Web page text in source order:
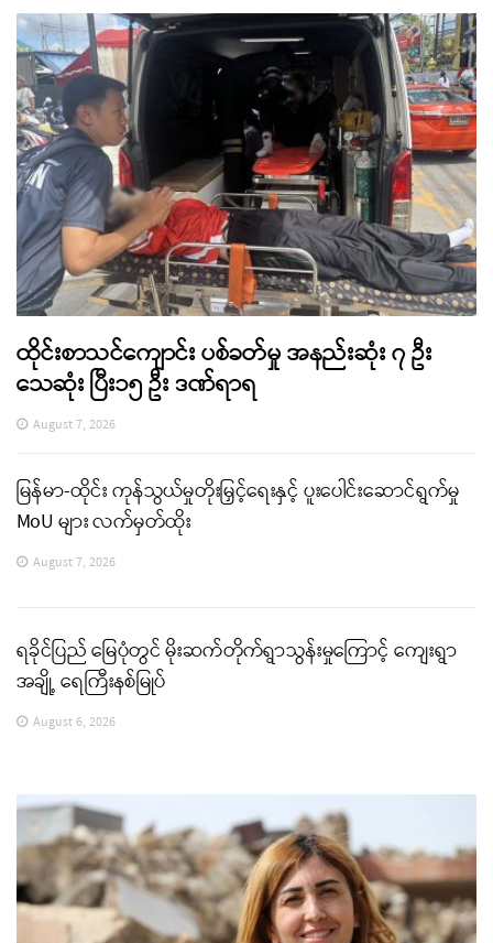
ထိုင်းစာသင်ကျောင်း ပစ်ခတ်မှု အနည်းဆုံး ၇ ဦး
သေဆုံး ပြီး၁၅ ဦး ဒဏ်ရာရ
August 7, 2026
မြန်မာ-ထိုင်း ကုန်သွယ်မှုတိုးမြှင့်ရေးနှင့် ပူးပေါင်းဆောင်ရွက်မှု
MoU များ လက်မှတ်ထိုး
August 7, 2026
ရခိုင်ပြည် မြေပုံတွင် မိုးဆက်တိုက်ရွာသွန်းမှုကြောင့် ကျေးရွာ
အချို့ ရေကြီးနစ်မြုပ်
August 6, 2026